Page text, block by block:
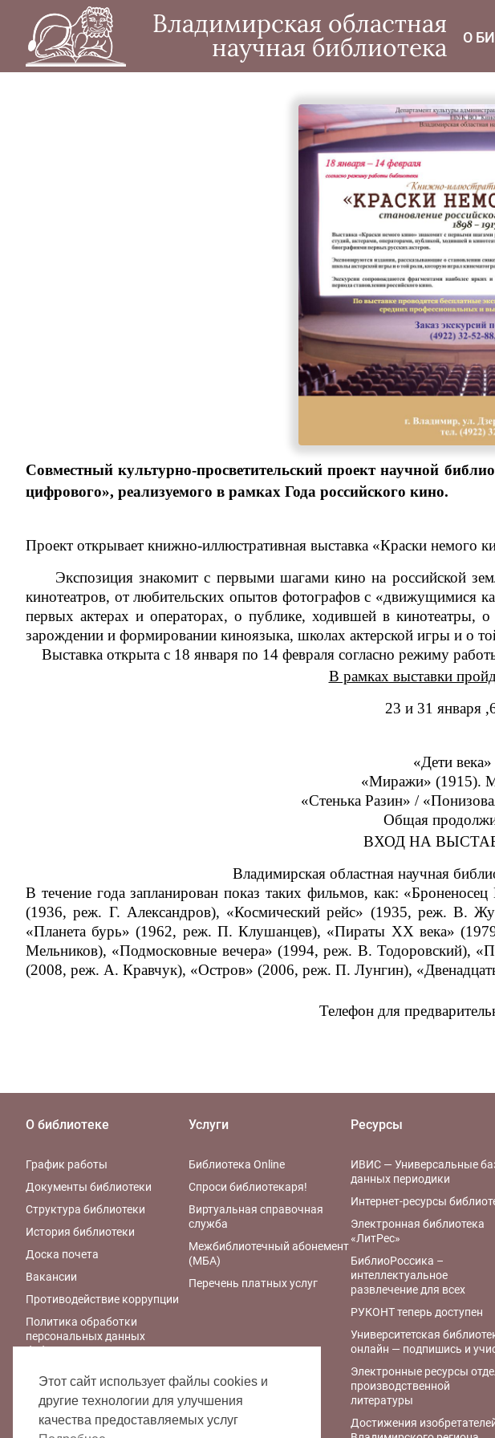
Владимирская областная
научная библиотека
О
Совместный культурно-просветительский проект научной
цифрового», реализуемого в рамках Года российского кино.
Проект открывает книжно-иллюстративная выставка «Краски немого
Экспозиция знакомит с первыми шагами кино на российской
кинотеатров, от любительских опытов фотографов с «движущимися
первых актерах и операторах, о публике, ходившей в кинотеатры,
зарождении и формировании киноязыка, школах актерской игры и о
Выставка открыта с 18 января по 14 февраля согласно режиму
В рамках выставки
23 и 31 января
«Дети
«Миражи» (1915).
«Стенька Разин» /
Общая
ВХОД НА
Владимирская областная научная
В течение года запланирован показ таких фильмов, как:
(1936, реж. Г. Александров), «Космический рейс» (1935, реж. В.
«Планета бурь» (1962, реж. П. Клушанцев), «Пираты XX века»
Мельников), «Подмосковные вечера» (1994, реж. В. Тодоровский),
(2008, реж. А. Кравчук), «Остров» (2006, реж. П. Лунгин),
Телефон для
О библиотеке
График работы
Документы библиотеки
Структура библиотеки
История библиотеки
Доска почета
Вакансии
Противодействие коррупции
Политика обработки
персональных данных
библиотеки
Правила обработки
персональных данных
Политика
конфиденциальности
Услуги
Библиотека Online
Спроси библиотекаря!
Виртуальная справочная
служба
Межбиблиотечный абонемент
(МБА)
Перечень платных услуг
Ресурсы
ИВИС — Универсальные
данных периодики
Интернет-ресурсы
Электронная библиотека
«ЛитРес»
БиблиоРоссика –
интеллектуальное
развлечение для всех
РУКОНТ теперь доступен
Университетская
онлайн — подпишись и
Электронные ресурсы
производственной
литературы
Достижения
Этот сайт использует файлы cookies и
другие технологии для улучшения
качества предоставляемых услуг